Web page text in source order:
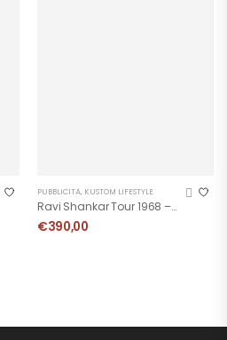
PUBBLICITÀ, KUSTOM LIFESTYLE
Ravi Shankar Tour 1968 – Manifesto
€390,00